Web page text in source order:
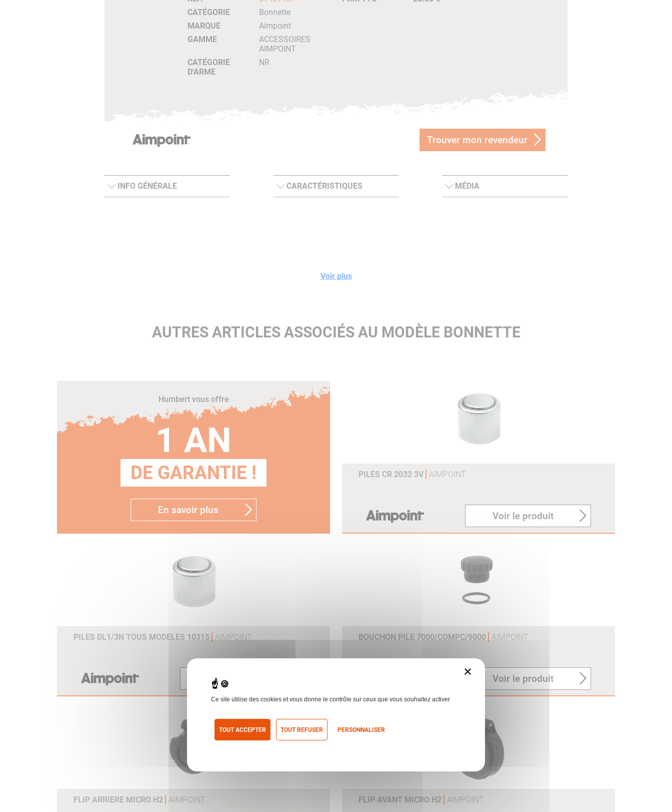
CATÉGORIE
Bonnette
MARQUE
Aimpoint
GAMME
ACCESSOIRES
AIMPOINT
CATÉGORIE
D'ARME
NR
Trouver mon revendeur
INFO GÉNÉRALE CARACTÉRISTIQUES MÉDIA
Voir plus
AUTRES ARTICLES ASSOCIÉS AU MODÈLE BONNETTE
Humbert vous offre
1 AN
DE GARANTIE !
En savoir plus
PILES CR 2032 3V AIMPOINT
Voir le produit
PILES DL1/3N TOUS MODELES 10315 AIMPOINT
Voir le produit
BOUCHON PILE 7000/COMPC/9000 AIMPOINT
Voir le produit
FLIP ARRIERE MICRO H2 AIMPOINT FLIP AVANT MICRO H2 AIMPOINT
×
Ce site utilise des cookies et vous donne le contrôle sur ceux que vous souhaitez activer
TOUT ACCEPTER TOUT REFUSER PERSONNALISER